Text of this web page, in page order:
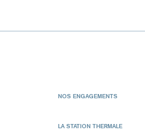
NOS ENGAGEMENTS
LA STATION THERMALE